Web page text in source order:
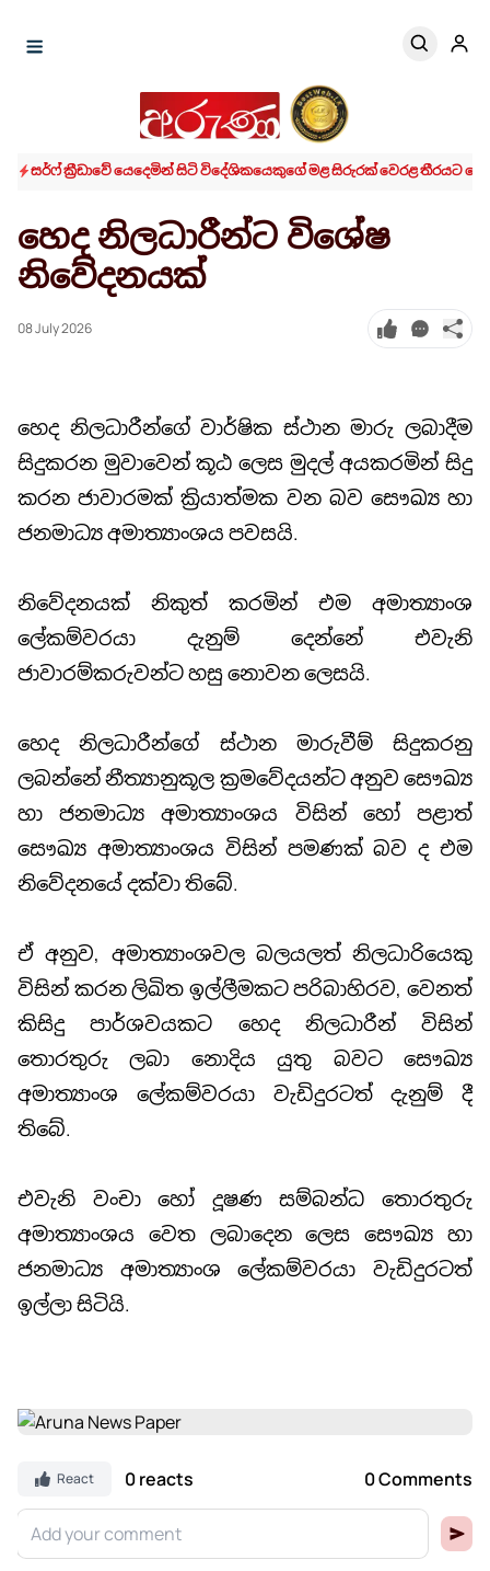
සර්ෆ් ක්‍රීඩාවේ යෙදෙමින් සිටි විදේශිකයෙකුගේ මළ සිරුරක් වෙරළ තීරයට
හෙද නිලධාරීන්ට විශේෂ
නිවේදනයක්
08 July 2026
හෙද නිලධාරීන්ගේ වාර්ෂික ස්ථාන මාරු ලබාදීම
සිදුකරන මුවාවෙන් කූඨ ලෙස මුදල් අයකරමින් සිදු
කරන ජාවාරමක් ක්‍රියාත්මක වන බව සෞඛ්‍ය හා
ජනමාධ්‍ය අමාත්‍යාංශය පවසයි.
නිවේදනයක් නිකුත් කරමින් එම අමාත්‍යාංශ
ලේකම්වරයා දැනුම් දෙන්නේ එවැනි
ජාවාරම්කරුවන්ට හසු නොවන ලෙසයි.
හෙද නිලධාරීන්ගේ ස්ථාන මාරුවීම් සිදුකරනු
ලබන්නේ නීත්‍යානුකූල ක්‍රමවේදයන්ට අනුව සෞඛ්‍ය
හා ජනමාධ්‍ය අමාත්‍යාංශය විසින් හෝ පළාත්
සෞඛ්‍ය අමාත්‍යාංශය විසින් පමණක් බව ද එම
නිවේදනයේ දක්වා තිබේ.
ඒ අනුව, අමාත්‍යාංශවල බලයලත් නිලධාරියෙකු
විසින් කරන ලිඛිත ඉල්ලීමකට පරිබාහිරව, වෙනත්
කිසිදු පාර්ශවයකට හෙද නිලධාරීන් විසින්
තොරතුරු ලබා නොදිය යුතු බවට සෞඛ්‍ය
අමාත්‍යාංශ ලේකම්වරයා වැඩිදුරටත් දැනුම් දී
තිබේ.
එවැනි වංචා හෝ දූෂණ සම්බන්ධ තොරතුරු
අමාත්‍යාංශය වෙත ලබාදෙන ලෙස සෞඛ්‍ය හා
ජනමාධ්‍ය අමාත්‍යාංශ ලේකම්වරයා වැඩිදුරටත්
ඉල්ලා සිටියි.
React 0 reacts 0 Comments